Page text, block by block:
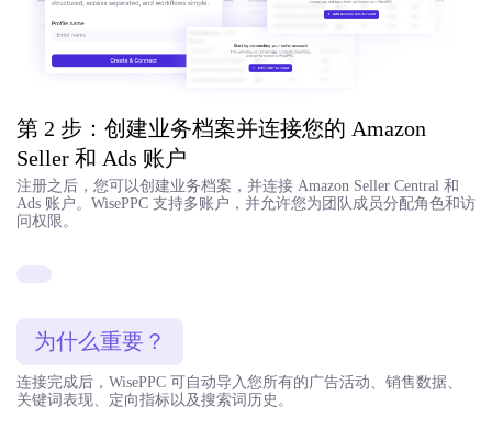
第 2 步：创建业务档案并连接您的 Amazon
Seller 和 Ads 账户
注册之后，您可以创建业务档案，并连接 Amazon Seller Central 和
Ads 账户。WisePPC 支持多账户，并允许您为团队成员分配角色和访
问权限。
为什么重要？
连接完成后，WisePPC 可自动导入您所有的广告活动、销售数据、
关键词表现、定向指标以及搜索词历史。